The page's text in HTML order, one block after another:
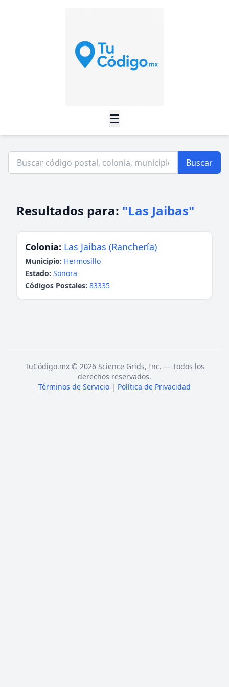
☰
Buscar
Resultados para: "Las Jaibas"
Colonia: Las Jaibas (Ranchería)
Municipio: Hermosillo
Estado: Sonora
Códigos Postales: 83335
TuCódigo.mx © 2026 Science Grids, Inc. — Todos los
derechos reservados.
Términos de Servicio | Política de Privacidad